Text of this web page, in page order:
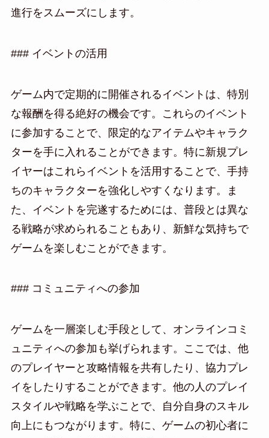
進行をスムーズにします。
### イベントの活用
ゲーム内で定期的に開催されるイベントは、特別
な報酬を得る絶好の機会です。これらのイベント
に参加することで、限定的なアイテムやキャラク
ターを手に入れることができます。特に新規プレ
イヤーはこれらイベントを活用することで、手持
ちのキャラクターを強化しやすくなります。ま
た、イベントを完遂するためには、普段とは異な
る戦略が求められることもあり、新鮮な気持ちで
ゲームを楽しむことができます。
### コミュニティへの参加
ゲームを一層楽しむ手段として、オンラインコミ
ュニティへの参加も挙げられます。ここでは、他
のプレイヤーと攻略情報を共有したり、協力プレ
イをしたりすることができます。他の人のプレイ
スタイルや戦略を学ぶことで、自分自身のスキル
向上にもつながります。特に、ゲームの初心者に